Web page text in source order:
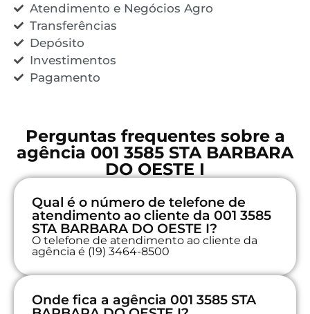
Atendimento e Negócios Agro
Transferências
Depósito
Investimentos
Pagamento
Perguntas frequentes sobre a
agência 001 3585 STA BARBARA
DO OESTE I
Qual é o número de telefone de
atendimento ao cliente da 001 3585
STA BARBARA DO OESTE I?
O telefone de atendimento ao cliente da
agência é (19) 3464-8500
Onde fica a agência 001 3585 STA